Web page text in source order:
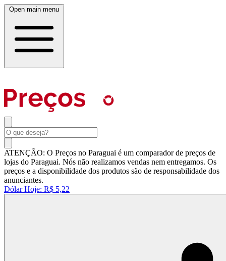
Open main menu
ATENÇÃO: O Preços no Paraguai é um comparador de preços de
lojas do Paraguai. Nós não realizamos vendas nem entregamos. Os
preços e a disponibilidade dos produtos são de responsabilidade dos
anunciantes.
Dólar Hoje: R$ 5,22